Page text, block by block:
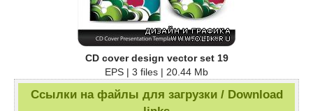
CD cover design vector set 19
EPS | 3 files | 20.44 Mb
Ссылки на файлы для загрузки / Download